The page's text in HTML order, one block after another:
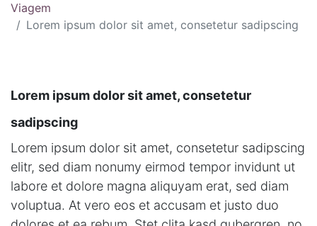
Viagem
Lorem ipsum dolor sit amet, consetetur sadipscing
Lorem ipsum dolor sit amet, consetetur
sadipscing
Lorem ipsum dolor sit amet, consetetur sadipscing
elitr, sed diam nonumy eirmod tempor invidunt ut
labore et dolore magna aliquyam erat, sed diam
voluptua. At vero eos et accusam et justo duo